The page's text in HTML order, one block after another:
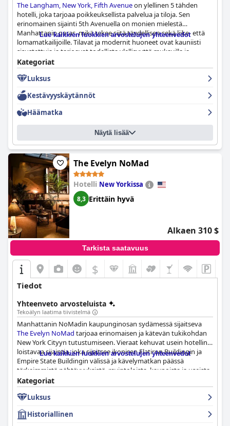
The Langham, New York, Fifth Avenueon ylellinen 5 tähden
hotelli, joka tarjoaa poikkeuksellista palvelua ja tiloja. Sen
erinomainen sijainti 5th Avenuella on monien mielestä
Manhattanin paras, mikä tekee siitä täydellisen sekä liike- että
lomamatkailijoille. Tilavat ja modernit huoneet ovat kauniisti
sisustettuja ja tarjoavat todellista ylellisyyttä mukavilla ja
tukevilla sängyillä, jotka tarjoavat loistavan
nukkumiskokemuksen. Hotellin henkilökunta on ystävällistä,
avuliasta ja poikkeuksellista, tarjoten erinomaista palvelua, joka
saa vieraat tuntemaan olonsa osaksi perhettä. Hotellin puhtaus
on moitteetonta, ja erittäin siistit ja tyylikkäästi sisustetut
huoneet tarjoavat miellyttävän ja rauhallisen pakopaikan
vieraille. Vaikka joillakin vierailla oli ristiriitaisia kokemuksia
aamiaisvaihtoehdoista, hotellin Il Fiori ja Ai Fiori -baari ja -
ravintola ovat erinomaisia lisäetuja. Kaiken kaikkiaan
Langham, New York, Fifth Avenueon upea hotelli, joka tarjoaa
ehdottoman suosituksen kaikille, jotka etsivät ylellisyyden
huippua New Yorkin oleskelunsa aikana.
Lue kaikkien luokkien arvostelujen yhteenvedot
Kategoriat
Luksus
Kestävyyskäytännöt
Häämatka
Näytä lisää
The Evelyn NoMad
Hotelli New Yorkissa
8,3 Erittäin hyvä
Alkaen 310 $
Tarkista saatavuus
$
Tiedot
Yhteenveto arvosteluista
Tekoälyn laatima tiivistelmä
Manhattanin NoMadin kaupunginosan sydämessä sijaitseva
The Evelyn NoMad tarjoaa erinomaisen ja kätevän tukikohdan
New York Cityyn tutustumiseen. Vieraat kehuvat usein hotellin
loistavaa sijaintia, joka sijaitsee ikonisen Flatiron Buildingin ja
Empire State Buildingin välissä ja kävelymatkan päässä
tärkeimmistä nähtävyyksistä, ravintoloista, kaupoista ja useista
metrolinjoista, mikä tekee siitä ihanteellisen sekä kaupungin
pohjois- että eteläpuolen seikkailuihin.
Ruokailu
Tusk-baari ja Leonelli-ravintola saavat paljon kiitosta. Viihtyisä
Lue kaikkien luokkien arvostelujen yhteenvedot
Kategoriat
Luksus
Historiallinen